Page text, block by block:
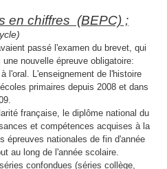
en chiffres (BEPC) ;
passé l'examen du brevet, qui
nouvelle épreuve obligatoire:
l'oral. L'enseignement de l'histoire
primaires depuis 2008 et dans
française, le diplôme national du
et compétences acquises à la
épreuves nationales de fin d'année
au long de l'année scolaire.
confondues (séries collège,